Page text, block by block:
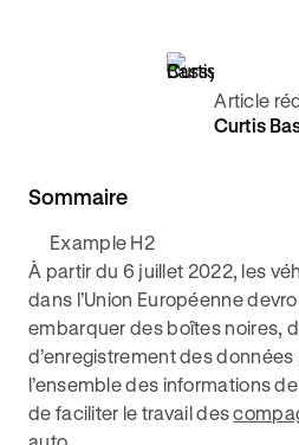
Article
Curtis
Sommaire
Example H2
À partir du 6 juillet 2022, les
dans l’Union Européenne
embarquer des boîtes noires,
d’enregistrement des
l’ensemble des informations
de faciliter le travail des